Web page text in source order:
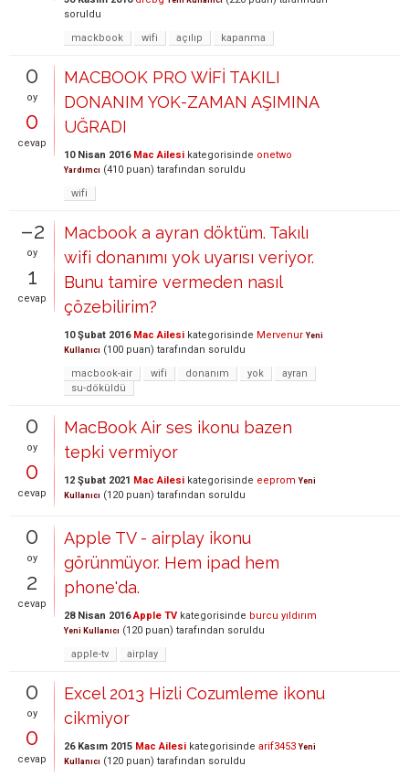
soruldu
mackbook
wifi açılıp kapanma
0
oy
0
cevap
MACBOOK PRO WİFİ TAKILI
DONANIM YOK-ZAMAN AŞIMINA
UĞRADI
10 Nisan 2016 Mac Ailesi kategorisinde onetwo
Yardımcı (410 puan) tarafından soruldu
wifi
–2
oy
1
cevap
Macbook a ayran döktüm. Takılı
wifi donanımı yok uyarısı veriyor.
Bunu tamire vermeden nasıl
çözebilirim?
10 Şubat 2016 Mac Ailesi kategorisinde Mervenur Yeni
Kullanıcı (100 puan) tarafından soruldu
macbook-air
wifi donanım yok
ayran
su-döküldü
0
oy
0
cevap
MacBook Air ses ikonu bazen
tepki vermiyor
12 Şubat 2021 Mac Ailesi kategorisinde eeprom Yeni
Kullanıcı (120 puan) tarafından soruldu
0
oy
2
cevap
Apple TV - airplay ikonu
görünmüyor. Hem ipad hem
phone'da.
28 Nisan 2016 Apple TV kategorisinde burcu yıldırım
Yeni Kullanıcı (120 puan) tarafından soruldu
apple-tv
airplay
0
oy
0
cevap
Excel 2013 Hizli Cozumleme ikonu
cikmiyor
26 Kasım 2015 Mac Ailesi kategorisinde arif3453 Yeni
Kullanıcı (120 puan) tarafından soruldu